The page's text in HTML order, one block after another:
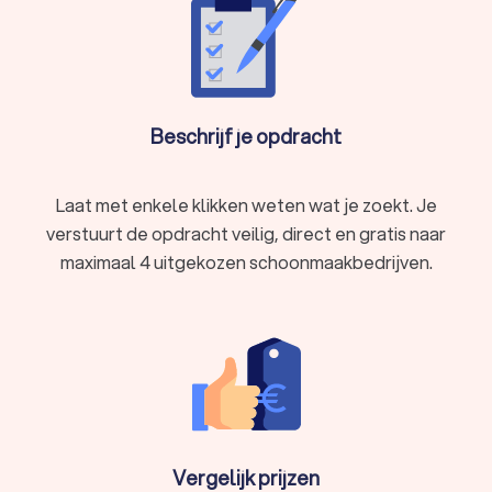
grondige aanpak. Een team van professionele
schoonmakers levert je woning weer schoon en stofvrij
Oplevering huurwoning: Wil jij zeker weten dat je je borg
grondig schoonmaken door een schoonmaakbedrijf in
Laat je woning professioneel schoonmaken door een van de
gekwalificeerde schoonmaakbedrijven op ons platform.
Voor reguliere reiniging van bedrijfs- of kantoorruimte,
schakel je een schoonmaakbedrijf voor bedrijven in. Een
professionele schoonmaakdienst in Ulft houdt je
bedrijfspand opgeruimd en vrij van vuil, stof, bacteriën en
andere ongewenste verontreinigingen. Dit zorgt niet alleen
bij aan een hygiënische, gezonde en productieve
Beschrijf je opdracht
Laat met enkele klikken weten wat je zoekt. Je
verstuurt de opdracht veilig, direct en gratis naar
maximaal 4 uitgekozen schoonmaakbedrijven.
Vergelijk prijzen